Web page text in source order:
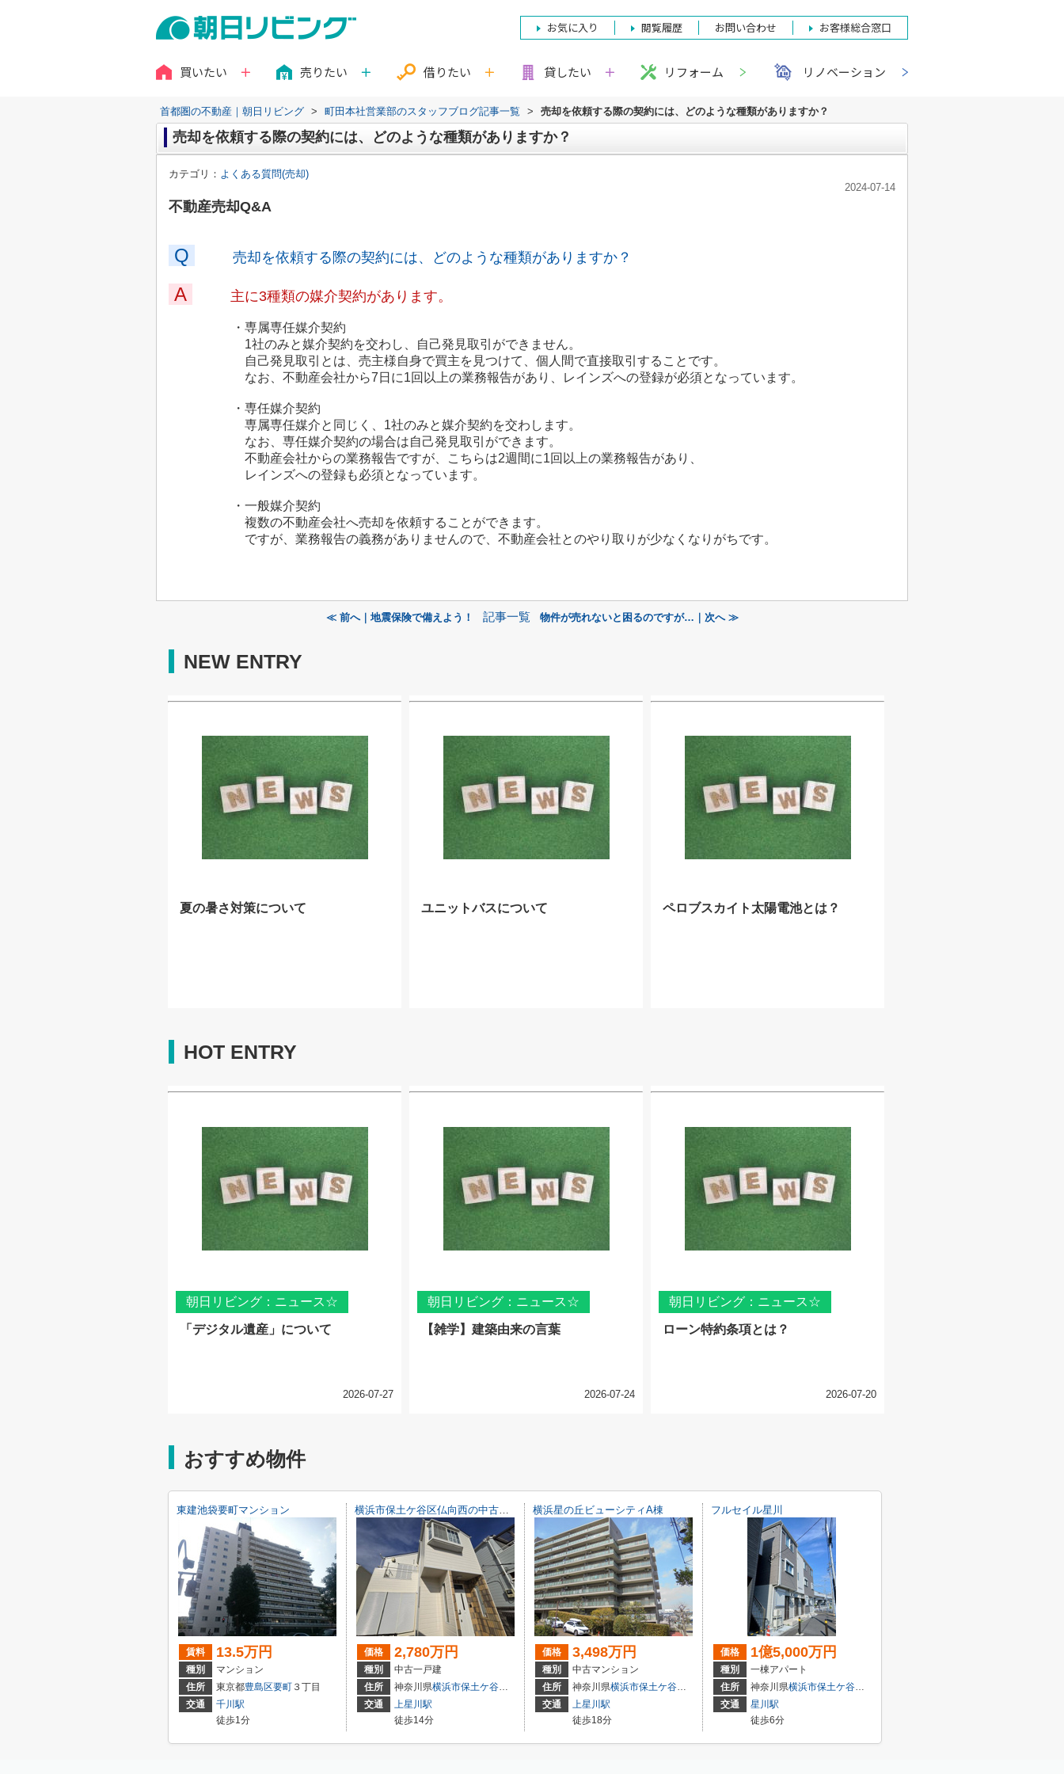
お気に入り 閲覧履歴 お問い合わせ お客様総合窓口
買いたい 売りたい 借りたい 貸したい リフォーム リノベーション
首都圏の不動産｜朝日リビング > 町田本社営業部のスタッフブログ記事一覧 > 売却を依頼する際の契約には、どのような種類がありますか？
売却を依頼する際の契約には、どのような種類がありますか？
カテゴリ： よくある質問(売却)
2024-07-14
不動産売却Q&A
Q 売却を依頼する際の契約には、どのような種類がありますか？
A 主に3種類の媒介契約があります。
・専属専任媒介契約
1社のみと媒介契約を交わし、自己発見取引ができません。
自己発見取引とは、売主様自身で買主を見つけて、個人間で直接取引することです。
なお、不動産会社から7日に1回以上の業務報告があり、レインズへの登録が必須となっています。
・専任媒介契約
専属専任媒介と同じく、1社のみと媒介契約を交わします。
なお、専任媒介契約の場合は自己発見取引ができます。
不動産会社からの業務報告ですが、こちらは2週間に1回以上の業務報告があり、
レインズへの登録も必須となっています。
・一般媒介契約
複数の不動産会社へ売却を依頼することができます。
ですが、業務報告の義務がありませんので、不動産会社とのやり取りが少なくなりがちです。
≪ 前へ｜地震保険で備えよう！ 記事一覧 物件が売れないと困るのですが…｜次へ ≫
NEW ENTRY
夏の暑さ対策について ユニットバスについて ペロブスカイト太陽電池とは？
HOT ENTRY
朝日リビング：ニュース☆
「デジタル遺産」について
2026-07-27
朝日リビング：ニュース☆
【雑学】建築由来の言葉
2026-07-24
朝日リビング：ニュース☆
ローン特約条項とは？
2026-07-20
おすすめ物件
東建池袋要町マンション
賃料 13.5万円
種別
マンション
住所
東京都豊島区要町 ３丁目
交通
千川駅
徒歩1分
価格 2,780万円
種別
中古一戸建
住所
神奈川県横浜市保土ケ谷区
仏向西
交通
上星川駅
徒歩14分
横浜星の丘ビューシティA棟
価格 3,498万円
種別
中古マンション
住所
神奈川県横浜市保土ケ谷区 仏向西
22-1
交通
上星川駅
徒歩18分
フルセイル星川
価格 1億5,000万円
種別
一棟アパート
住所
神奈川県横浜市保土ケ谷区
交通
星川駅
徒歩6分